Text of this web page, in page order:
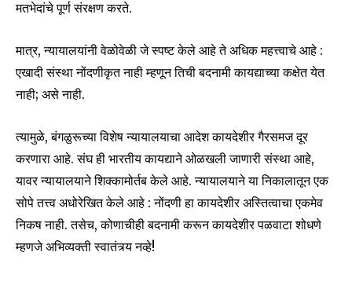
मतभेदांचे पूर्ण संरक्षण करते.
मात्र, न्यायालयांनी वेळोवेळी जे स्पष्ट केले आहे ते अधिक महत्त्वाचे आहे :
एखादी संस्था नोंदणीकृत नाही म्हणून तिची बदनामी कायद्याच्या कक्षेत येत
नाही; असे नाही.
त्यामुळे, बंगळुरूच्या विशेष न्यायालयाचा आदेश कायदेशीर गैरसमज दूर
करणारा आहे. संघ ही भारतीय कायद्याने ओळखली जाणारी संस्था आहे,
यावर न्यायालयाने शिक्कामोर्तब केले आहे. न्यायालयाने या निकालातून एक
सोपे तत्त्व अधोरेखित केले आहे : नोंदणी हा कायदेशीर अस्तित्वाचा एकमेव
निकष नाही. तसेच, कोणाचीही बदनामी करून कायदेशीर पळवाटा शोधणे
म्हणजे अभिव्यक्ती स्वातंत्र्य नव्हे!